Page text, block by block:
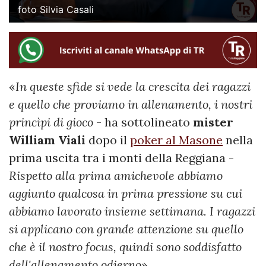
foto Silvia Casali
«In queste sfide si vede la crescita dei ragazzi
e quello che proviamo in allenamento, i nostri
princìpi di gioco - ha sottolineato mister
William Viali dopo il poker al Masone nella
prima uscita tra i monti della Reggiana -
Rispetto alla prima amichevole abbiamo
aggiunto qualcosa in prima pressione su cui
abbiamo lavorato insieme settimana. I ragazzi
si applicano con grande attenzione su quello
che è il nostro focus, quindi sono soddisfatto